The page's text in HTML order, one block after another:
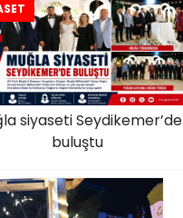
siyaseti Seydikemer’de
buluştu